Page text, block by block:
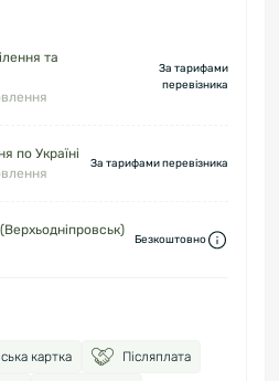
та
За тарифами
перевізника
по Україні
За тарифами перевізника
Безкоштовно
картка Післяплата